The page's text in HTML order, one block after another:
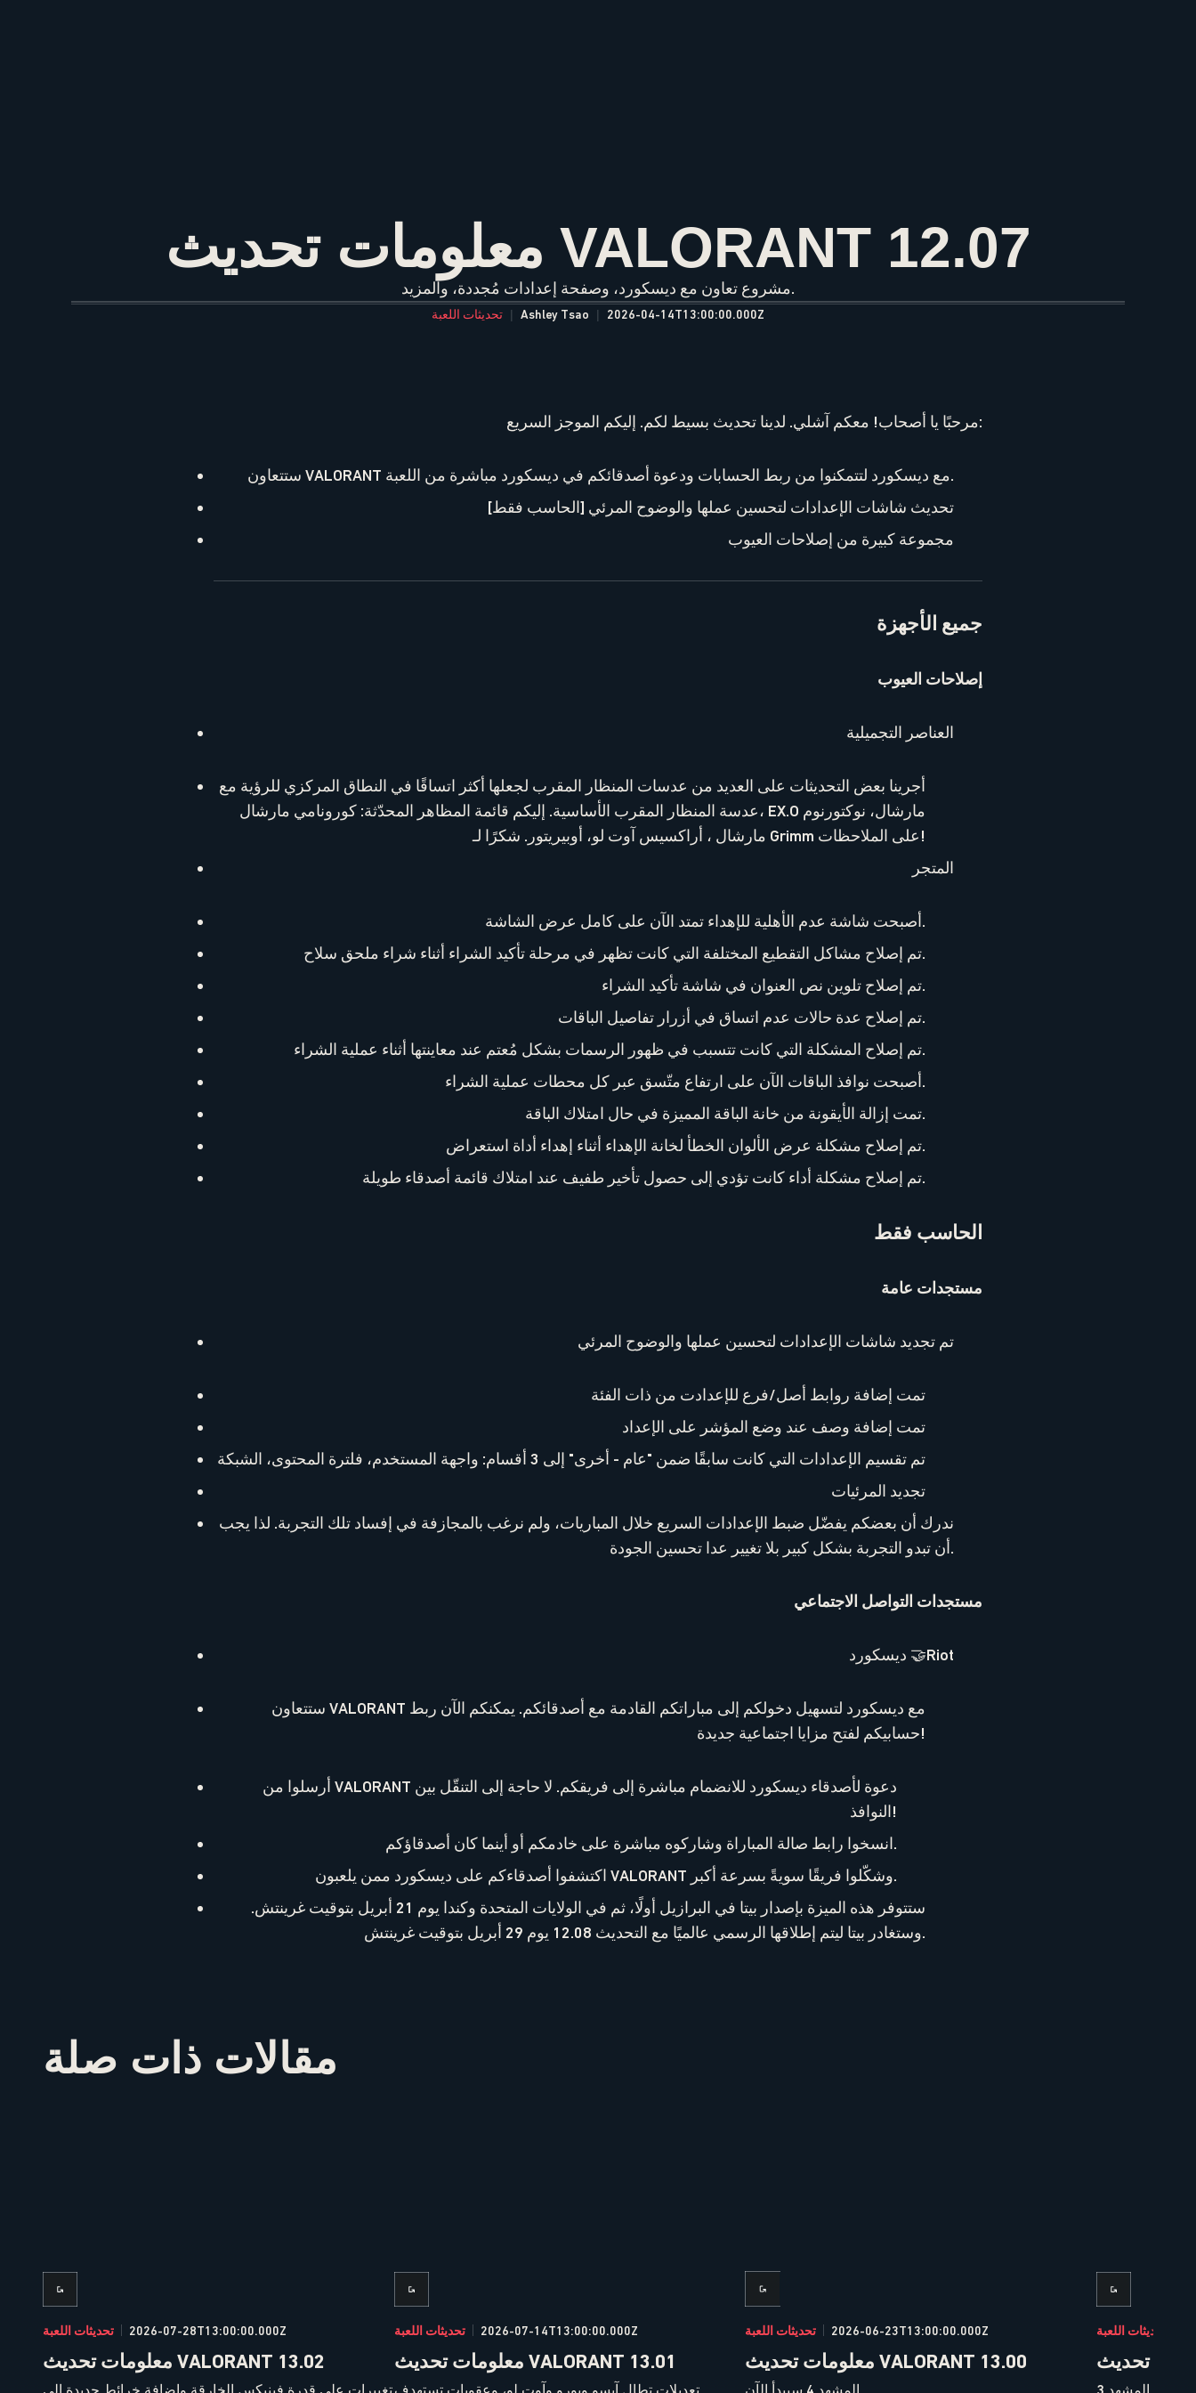
معلومات تحديث VALORANT 12.07
مشروع تعاون مع ديسكورد، وصفحة إعدادات مُجددة، والمزيد.
تحديثات اللعبة Ashley Tsao 2026-04-14T13:00:00.000Z
مرحبًا يا أصحاب! معكم آشلي. لدينا تحديث بسيط لكم. إليكم الموجز السريع:
ستتعاون VALORANT مع ديسكورد لتتمكنوا من ربط الحسابات ودعوة أصدقائكم في ديسكورد مباشرة من اللعبة.
[الحاسب فقط] تحديث شاشات الإعدادات لتحسين عملها والوضوح المرئي
مجموعة كبيرة من إصلاحات العيوب
جميع الأجهزة
إصلاحات العيوب
العناصر التجميلية
أجرينا بعض التحديثات على العديد من عدسات المنظار المقرب لجعلها أكثر اتساقًا في النطاق المركزي للرؤية مع
عدسة المنظار المقرب الأساسية. إليكم قائمة المظاهر المحدّثة: كورونامي مارشال، EX.O مارشال، نوكتورنوم
مارشال ، أراكسيس آوت لو، أوبيريتور. شكرًا لـ Grimm على الملاحظات!
المتجر
أصبحت شاشة عدم الأهلية للإهداء تمتد الآن على كامل عرض الشاشة.
تم إصلاح مشاكل التقطيع المختلفة التي كانت تظهر في مرحلة تأكيد الشراء أثناء شراء ملحق سلاح.
تم إصلاح تلوين نص العنوان في شاشة تأكيد الشراء.
تم إصلاح عدة حالات عدم اتساق في أزرار تفاصيل الباقات.
تم إصلاح المشكلة التي كانت تتسبب في ظهور الرسمات بشكل مُعتم عند معاينتها أثناء عملية الشراء.
أصبحت نوافذ الباقات الآن على ارتفاع متّسق عبر كل محطات عملية الشراء.
تمت إزالة الأيقونة من خانة الباقة المميزة في حال امتلاك الباقة.
تم إصلاح مشكلة عرض الألوان الخطأ لخانة الإهداء أثناء إهداء أداة استعراض.
تم إصلاح مشكلة أداء كانت تؤدي إلى حصول تأخير طفيف عند امتلاك قائمة أصدقاء طويلة.
الحاسب فقط
مستجدات عامة
تم تجديد شاشات الإعدادات لتحسين عملها والوضوح المرئي
تمت إضافة روابط أصل/فرع للإعدادت من ذات الفئة
تمت إضافة وصف عند وضع المؤشر على الإعداد
تم تقسيم الإعدادات التي كانت سابقًا ضمن "عام - أخرى" إلى 3 أقسام: واجهة المستخدم، فلترة المحتوى، الشبكة
تجديد المرئيات
ندرك أن بعضكم يفضّل ضبط الإعدادات السريع خلال المباريات، ولم نرغب بالمجازفة في إفساد تلك التجربة. لذا يجب
أن تبدو التجربة بشكل كبير بلا تغيير عدا تحسين الجودة.
مستجدات التواصل الاجتماعي
ديسكورد 🤝Riot
ستتعاون VALORANT مع ديسكورد لتسهيل دخولكم إلى مباراتكم القادمة مع أصدقائكم. يمكنكم الآن ربط
حسابيكم لفتح مزايا اجتماعية جديدة!
أرسلوا من VALORANT دعوة لأصدقاء ديسكورد للانضمام مباشرة إلى فريقكم. لا حاجة إلى التنقّل بين
النوافذ!
انسخوا رابط صالة المباراة وشاركوه مباشرة على خادمكم أو أينما كان أصدقاؤكم.
اكتشفوا أصدقاءكم على ديسكورد ممن يلعبون VALORANT وشكّلوا فريقًا سويةً بسرعة أكبر.
ستتوفر هذه الميزة بإصدار بيتا في البرازيل أولًا، ثم في الولايات المتحدة وكندا يوم 21 أبريل بتوقيت غرينتش.
وستغادر بيتا ليتم إطلاقها الرسمي عالميًا مع التحديث 12.08 يوم 29 أبريل بتوقيت غرينتش.
مقالات ذات صلة
تحديثات اللعبة 2026-07-28T13:00:00.000Z
معلومات تحديث VALORANT 13.02
تحديثات اللعبة 2026-07-14T13:00:00.000Z
معلومات تحديث VALORANT 13.01
تحديثات اللعبة 2026-06-23T13:00:00.000Z
معلومات تحديث VALORANT 13.00
تحديثات اللعبة